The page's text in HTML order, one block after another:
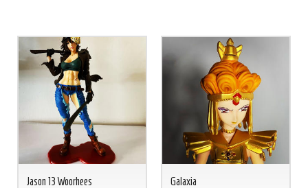
Jason 13 Woorhees
Galaxia